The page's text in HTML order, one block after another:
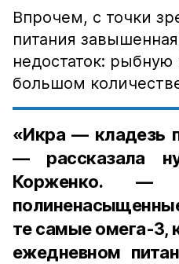
Впрочем, с точки
питания
недостаток: рыбную
большом
«Икра — кладезь
— рассказала
Корженко. —
те самые омега-3,
ежедневном